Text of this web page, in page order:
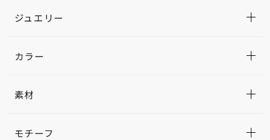
ジュエリー
カラー
素材
モチーフ